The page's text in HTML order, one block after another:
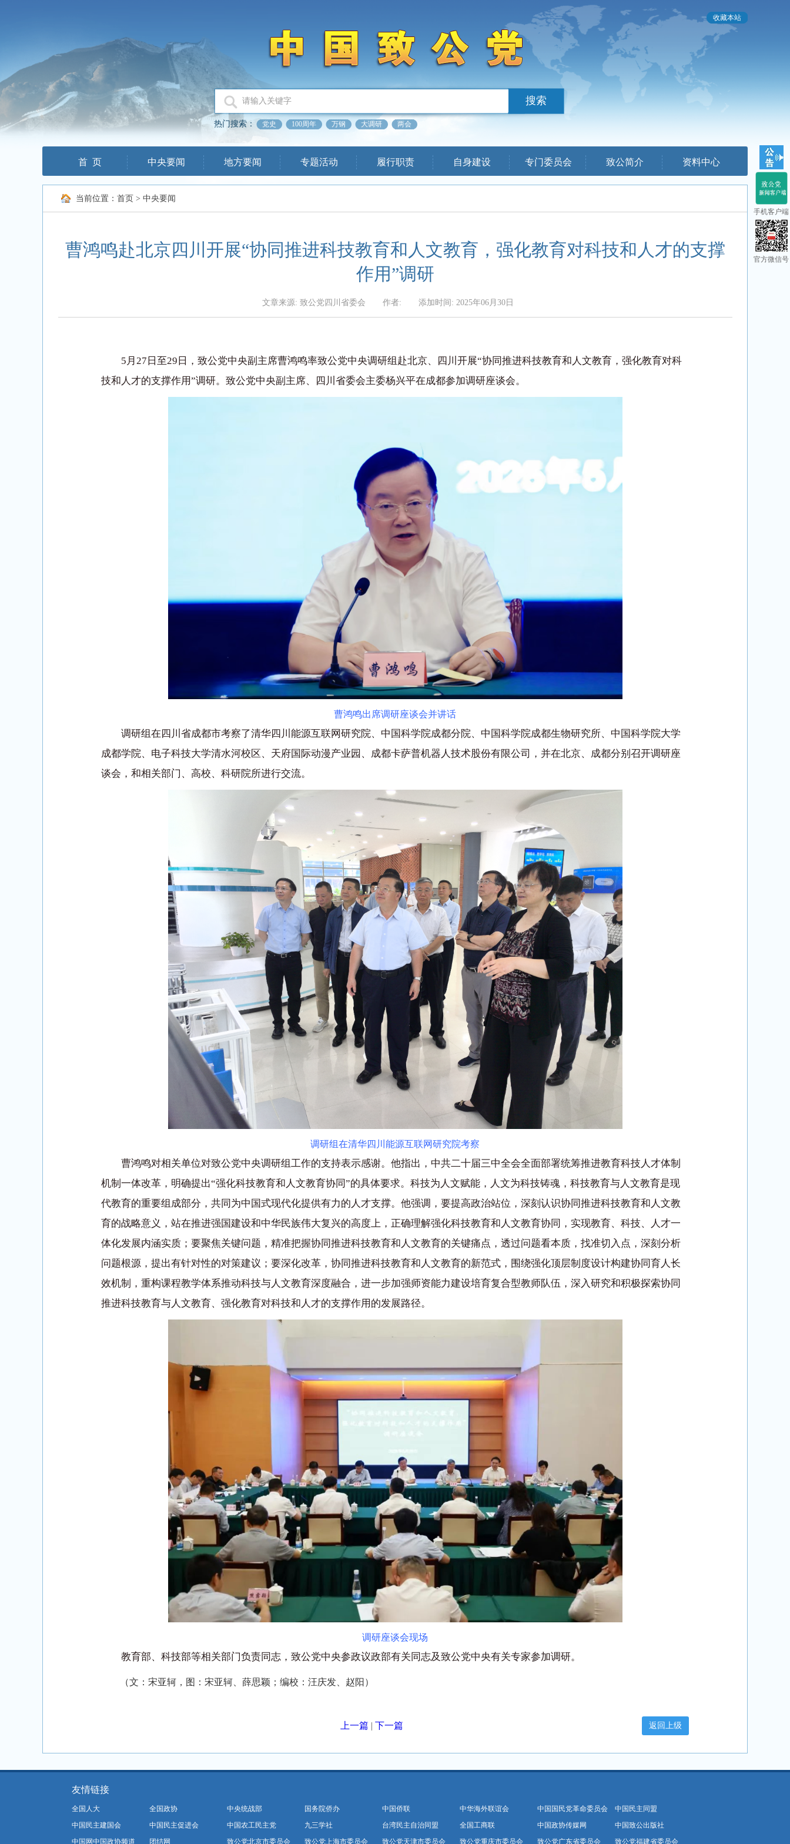
手机客户端
官方微信号
收藏本站
热门搜索： 党史 100周年 万钢 大调研 两会
首 页 中央要闻 地方要闻 专题活动 履行职责 自身建设 专门委员会 致公简介 资料中心
当前位置： 首页 > 中央要闻
曹鸿鸣赴北京四川开展“协同推进科技教育和人文教育，强化教育对科技和人才的支撑
作用”调研
文章来源: 致公党四川省委会 作者: 添加时间: 2025年06月30日
5月27日至29日，致公党中央副主席曹鸿鸣率致公党中央调研组赴北京、四川开展“协同推进科技教育和人文教育，强化教育对科
技和人才的支撑作用”调研。致公党中央副主席、四川省委会主委杨兴平在成都参加调研座谈会。
曹鸿鸣出席调研座谈会并讲话
调研组在四川省成都市考察了清华四川能源互联网研究院、中国科学院成都分院、中国科学院成都生物研究所、中国科学院大学
成都学院、电子科技大学清水河校区、天府国际动漫产业园、成都卡萨普机器人技术股份有限公司，并在北京、成都分别召开调研座
谈会，和相关部门、高校、科研院所进行交流。
调研组在清华四川能源互联网研究院考察
曹鸿鸣对相关单位对致公党中央调研组工作的支持表示感谢。他指出，中共二十届三中全会全面部署统筹推进教育科技人才体制
机制一体改革，明确提出“强化科技教育和人文教育协同”的具体要求。科技为人文赋能，人文为科技铸魂，科技教育与人文教育是现
代教育的重要组成部分，共同为中国式现代化提供有力的人才支撑。他强调，要提高政治站位，深刻认识协同推进科技教育和人文教
育的战略意义，站在推进强国建设和中华民族伟大复兴的高度上，正确理解强化科技教育和人文教育协同，实现教育、科技、人才一
体化发展内涵实质；要聚焦关键问题，精准把握协同推进科技教育和人文教育的关键痛点，透过问题看本质，找准切入点，深刻分析
问题根源，提出有针对性的对策建议；要深化改革，协同推进科技教育和人文教育的新范式，围绕强化顶层制度设计构建协同育人长
效机制，重构课程教学体系推动科技与人文教育深度融合，进一步加强师资能力建设培育复合型教师队伍，深入研究和积极探索协同
推进科技教育与人文教育、强化教育对科技和人才的支撑作用的发展路径。
调研座谈会现场
教育部、科技部等相关部门负责同志，致公党中央参政议政部有关同志及致公党中央有关专家参加调研。
（文：宋亚轲，图：宋亚轲、薛思颖；编校：汪庆发、赵阳）
上一篇 | 下一篇
友情链接
全国人大 全国政协 中央统战部 国务院侨办 中国侨联 中华海外联谊会 中国国民党革命委员会
中国民主同盟
中国民主建国会
中国民主促进会 中国农工民主党 九三学社 台湾民主自治同盟 全国工商联 中国政协传媒网
中国致公出版社
中国网中国政协频道
团结网 致公党北京市委员会 致公党上海市委员会 致公党天津市委员会 致公党重庆市委员会 致公党广东省委员会 致公党福建省委员会